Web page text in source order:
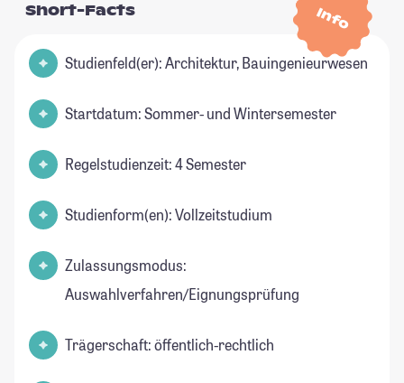
Info
Short-Facts
Studienfeld(er): Architektur, Bauingenieurwesen
Startdatum: Sommer- und Wintersemester
Regelstudienzeit: 4 Semester
Studienform(en): Vollzeitstudium
Zulassungsmodus:
Auswahlverfahren/Eignungsprüfung
Trägerschaft: öffentlich-rechtlich